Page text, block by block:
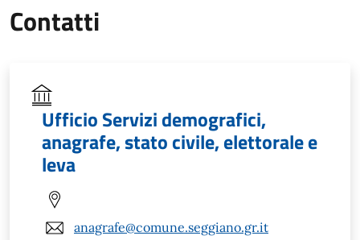
Contatti
Ufficio Servizi demografici,
anagrafe, stato civile, elettorale e
leva
anagrafe@comune.seggiano.gr.it